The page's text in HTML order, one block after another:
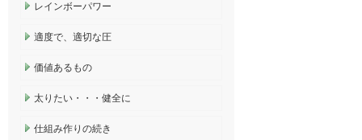
レインボーパワー
適度で、適切な圧
価値あるもの
太りたい・・・健全に
仕組み作りの続き